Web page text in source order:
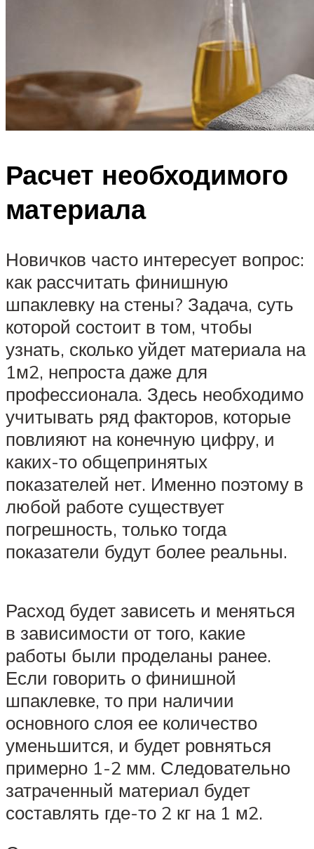
Расчет необходимого
материала
Новичков часто интересует вопрос:
как рассчитать финишную
шпаклевку на стены? Задача, суть
которой состоит в том, чтобы
узнать, сколько уйдет материала на
1м2, непроста даже для
профессионала. Здесь необходимо
учитывать ряд факторов, которые
повлияют на конечную цифру, и
каких-то общепринятых
показателей нет. Именно поэтому в
любой работе существует
погрешность, только тогда
показатели будут более реальны.
Расход будет зависеть и меняться
в зависимости от того, какие
работы были проделаны ранее.
Если говорить о финишной
шпаклевке, то при наличии
основного слоя ее количество
уменьшится, и будет ровняться
примерно 1-2 мм. Следовательно
затраченный материал будет
составлять где-то 2 кг на 1 м2.